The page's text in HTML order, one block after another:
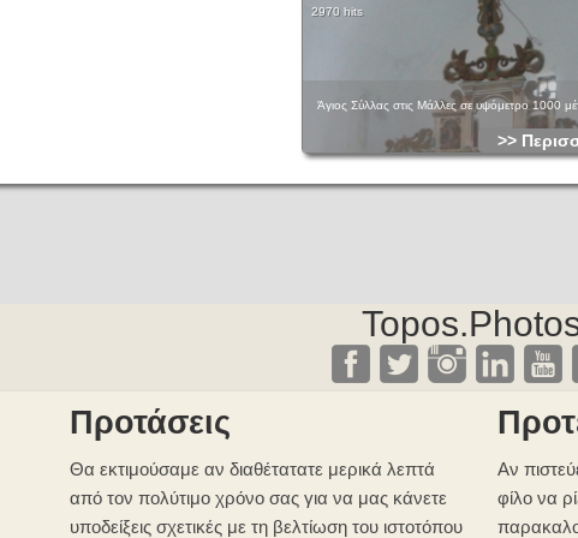
2970 hits
Άγιος Σύλλας στις Μάλλες σε υψόμετρο 1000
>>
Προτάσεις
Θα εκτιμούσαμε αν διαθέτατατε μερικά λεπτά
από τον πολύτιμο χρόνο σας για να μας κάνετε
υποδείξεις σχετικές με τη βελτίωση του ιστοτόπου
Αν
φίλο να